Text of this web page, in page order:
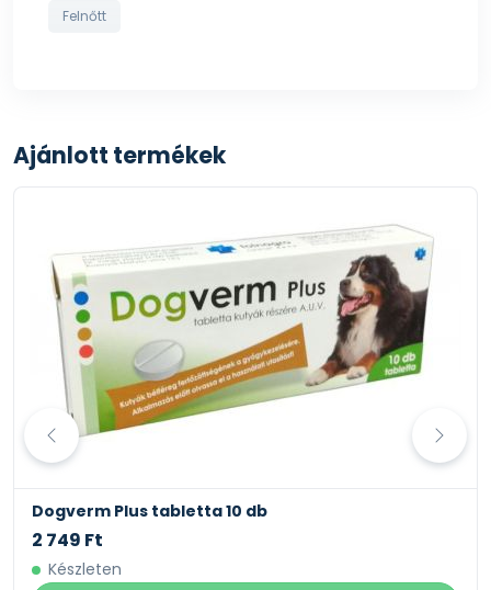
Felnőtt
Ajánlott termékek
Dogverm Plus tabletta 10 db
2 749 Ft
Készleten